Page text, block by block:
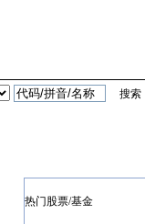
热门股票/基金